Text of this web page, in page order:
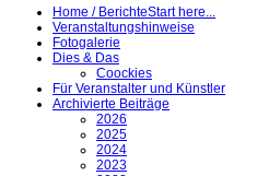
Home / BerichteStart here...
Veranstaltungshinweise
Fotogalerie
Dies & Das
Coockies
Für Veranstalter und Künstler
Archivierte Beiträge
2026
2025
2024
2023